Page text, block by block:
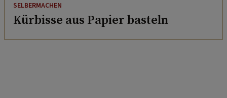
SELBERMACHEN
Kürbisse aus Papier basteln